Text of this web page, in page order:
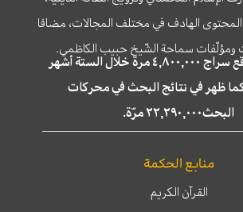
الهادف في مختلف المجالات، مضافا
ومؤلّفات سماحة الشّيخ حبيب الكاظمي.
تمّت زيارة موقع سراج ٤,٨٠٠,٠٠٠ مرة خلال الستة أشهر
كما ظهر في نتائج البحث في محركات
البحث٢٢,٢٩٠,٠٠٠ مرّة.
منابع الحكمة
القرآن الكريم